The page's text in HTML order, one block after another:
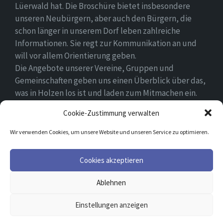
Cookie-Zustimmung verwalten
Wir verwenden Cookies, um unsere Website und unseren Service zu optimieren.
Cookies akzeptieren
Ablehnen
Einstellungen anzeigen
Lüerwald hat. Die Broschüre bietet insbesondere
unseren Neubürgern, aber auch den Bürgern, die
schon länger in unserem Dorf leben zahlreiche
Informationen. Sie regt zur Kommunikation an und
will vor allem Orientierung geben.
Die Angebote unserer Vereine, Gruppen und
Gemeinschaften geben uns einen Überblick über das,
was in Holzen los ist und laden zum Mitmachen ein.
und hoffen, dass sie sich in ihrem Umfeld wohlfühlen.
Facebook